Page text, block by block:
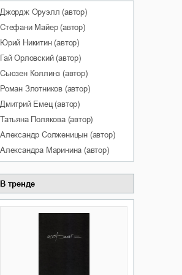
Джордж Оруэлл (автор)
Стефани Майер(автор)
Юрий Никитин(автор)
Гай Орловский(автор)
Сьюзен Коллинз (автор)
Роман Злотников (автор)
Дмитрий Емец(автор)
Татьяна Полякова(автор)
Александр Солженицын (автор)
Александра Маринина (автор)
В тренде